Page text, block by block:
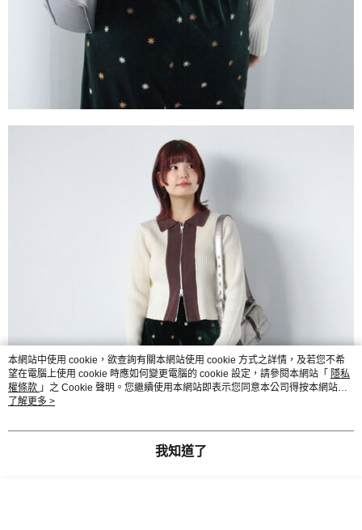
本網站中使用 cookie，欲查詢有關本網站使用 cookie 方式之詳情，及若您不希
望在電腦上使用 cookie 時應如何變更電腦的 cookie 設定，請參閱本網站「 隱私
權條款 」之 Cookie 聲明。您繼續使用本網站即表示您同意本公司得按本網站使
用條款之 Cookie 聲明使用 cookie。
了解更多 >
我知道了